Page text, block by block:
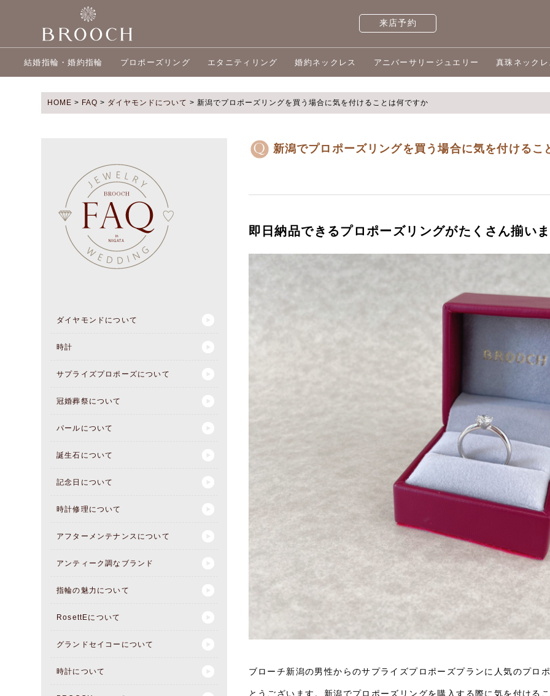
来店予約
結婚指輪・婚約指輪 プロポーズリング エタニティリング 婚約ネックレス アニバーサリージュエリー 真珠ネック
HOME > FAQ > ダイヤモンドについて > 新潟でプロポーズリングを買う場合に気を付けることは何ですか
ダイヤモンドについて
時計
サプライズプロポーズについて
冠婚葬祭について
パールについて
誕生石について
記念日について
時計修理について
アフターメンテナンスについて
アンティーク調なブランド
指輪の魅力について
RosettEについて
グランドセイコーについて
時計について
新潟でプロポーズリングを買う場合に気を付けるこ
即日納品できるプロポーズリングがたくさん揃い
ブローチ新潟の男性からのサプライズプロポーズプランに人気のプロ
とうございます。新潟でプロポーズリングを購入する際に気を付ける